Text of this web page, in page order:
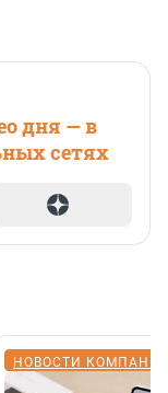
дня — в
сетях
НОВОСТИ